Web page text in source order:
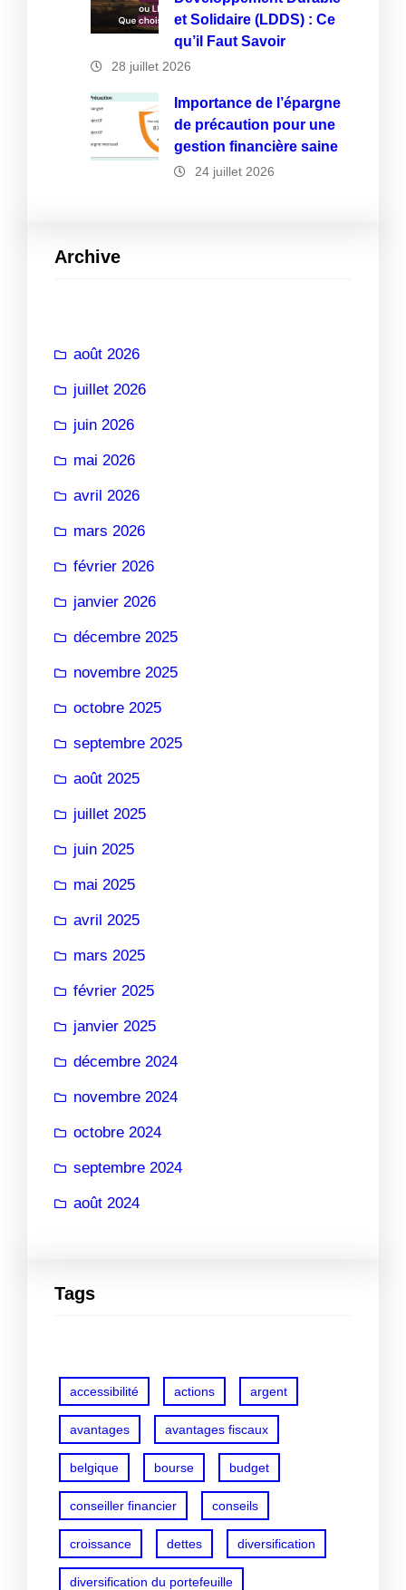
et Solidaire (LDDS) : Ce
qu’il Faut Savoir
28 juillet 2026
Importance de l’épargne
de précaution pour une
gestion financière saine
24 juillet 2026
Archive
août 2026
juillet 2026
juin 2026
mai 2026
avril 2026
mars 2026
février 2026
janvier 2026
décembre 2025
novembre 2025
octobre 2025
septembre 2025
août 2025
juillet 2025
juin 2025
mai 2025
avril 2025
mars 2025
février 2025
janvier 2025
décembre 2024
novembre 2024
octobre 2024
septembre 2024
août 2024
Tags
accessibilité actions argent
avantages avantages fiscaux
belgique bourse budget
conseiller financier conseils
croissance dettes diversification
diversification du portefeuille